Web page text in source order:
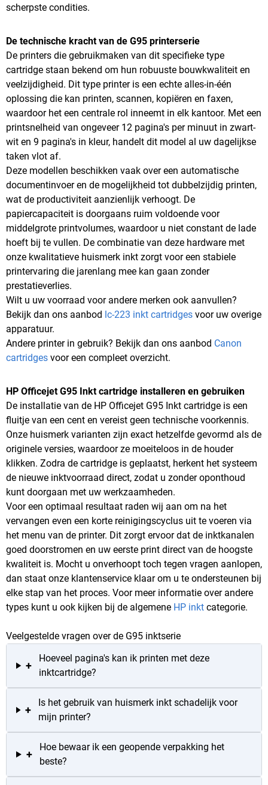
scherpste condities.
De technische kracht van de G95 printerserie
De printers die gebruikmaken van dit specifieke type
cartridge staan bekend om hun robuuste bouwkwaliteit en
veelzijdigheid. Dit type printer is een echte alles-in-één
oplossing die kan printen, scannen, kopiëren en faxen,
waardoor het een centrale rol inneemt in elk kantoor. Met een
printsnelheid van ongeveer 12 pagina's per minuut in zwart-
wit en 9 pagina's in kleur, handelt dit model al uw dagelijkse
taken vlot af.
Deze modellen beschikken vaak over een automatische
documentinvoer en de mogelijkheid tot dubbelzijdig printen,
wat de productiviteit aanzienlijk verhoogt. De
papiercapaciteit is doorgaans ruim voldoende voor
middelgrote printvolumes, waardoor u niet constant de lade
hoeft bij te vullen. De combinatie van deze hardware met
onze kwalitatieve huismerk inkt zorgt voor een stabiele
printervaring die jarenlang mee kan gaan zonder
prestatieverlies.
Wilt u uw voorraad voor andere merken ook aanvullen?
Bekijk dan ons aanbod lc-223 inkt cartridges voor uw overige
apparatuur.
Andere printer in gebruik? Bekijk dan ons aanbod Canon
cartridges voor een compleet overzicht.
HP Officejet G95 Inkt cartridge installeren en gebruiken
De installatie van de HP Officejet G95 Inkt cartridge is een
fluitje van een cent en vereist geen technische voorkennis.
Onze huismerk varianten zijn exact hetzelfde gevormd als de
originele versies, waardoor ze moeiteloos in de houder
klikken. Zodra de cartridge is geplaatst, herkent het systeem
de nieuwe inktvoorraad direct, zodat u zonder oponthoud
kunt doorgaan met uw werkzaamheden.
Voor een optimaal resultaat raden wij aan om na het
vervangen even een korte reinigingscyclus uit te voeren via
het menu van de printer. Dit zorgt ervoor dat de inktkanalen
goed doorstromen en uw eerste print direct van de hoogste
kwaliteit is. Mocht u onverhoopt toch tegen vragen aanlopen,
dan staat onze klantenservice klaar om u te ondersteunen bij
elke stap van het proces. Voor meer informatie over andere
types kunt u ook kijken bij de algemene HP inkt categorie.
Veelgestelde vragen over de G95 inktserie
+
Hoeveel pagina's kan ik printen met deze
inktcartridge?
+
Is het gebruik van huismerk inkt schadelijk voor
mijn printer?
+
Hoe bewaar ik een geopende verpakking het
beste?